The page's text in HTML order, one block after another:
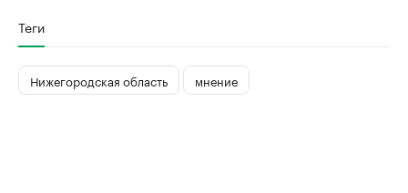
Теги
Нижегородская область мнение